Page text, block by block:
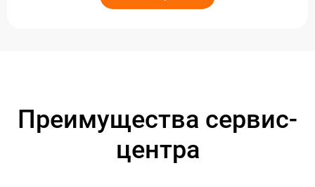
Преимущества сервис-
центра